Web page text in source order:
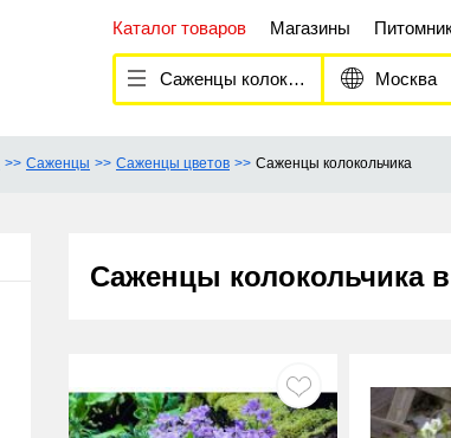
Каталог товаров Магазины
Саженцы колокольчика Москва
Саженцы Саженцы цветов Саженцы колокольчика
Саженцы колокольчика